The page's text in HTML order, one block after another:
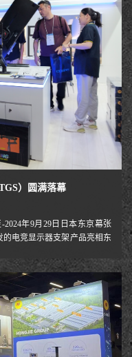
）圆满落幕
2024年9月29日日本东京幕张
的电竞显示器支架产品亮相东
十足，且带有RGB效果且一
通过TGS平台，我司不仅验
市场奠定基础。